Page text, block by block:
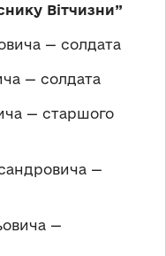
Вітчизни”
— солдата
— солдата
— старшого
—
—